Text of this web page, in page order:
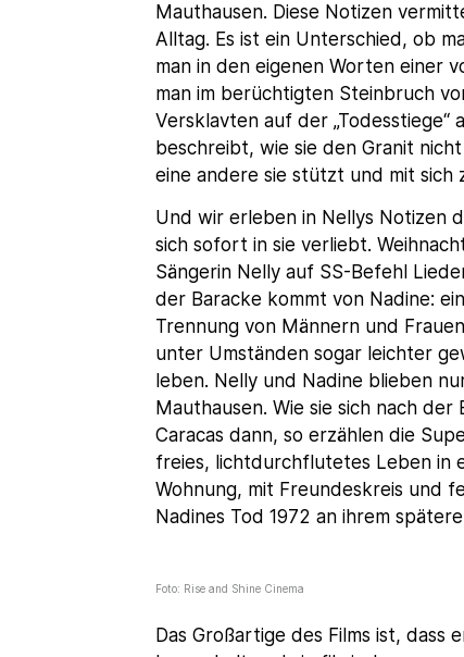
Mauthausen. Diese Notizen
Alltag. Es ist ein Unterschied, ob
man in den eigenen Worten einer
man im berüchtigten Steinbruch
Versklavten auf der
beschreibt, wie sie den Granit
eine andere sie stützt und mit sich
Und wir erleben in Nellys Notizen
sich sofort in sie verliebt.
Sängerin Nelly auf SS-Befehl
der Baracke kommt von Nadine:
Trennung von Männern und
unter Umständen sogar leichter
leben. Nelly und Nadine blieben
Mauthausen. Wie sie sich nach
Caracas dann, so erzählen die
freies, lichtdurchflutetes Leben in
Wohnung, mit Freundeskreis und
Nadines Tod 1972 an ihrem
Foto: Rise and Shine Cinema
Das Großartige des Films ist, dass